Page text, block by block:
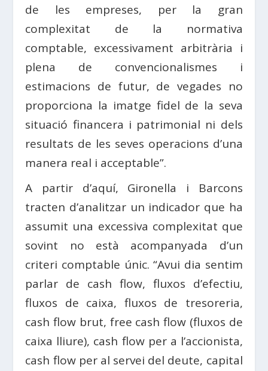
de les empreses, per la gran
complexitat de la normativa
comptable, excessivament arbitrària i
plena de convencionalismes i
estimacions de futur, de vegades no
proporciona la imatge fidel de la seva
situació financera i patrimonial ni dels
resultats de les seves operacions d’una
manera real i acceptable”.
A partir d’aquí, Gironella i Barcons
tracten d’analitzar un indicador que ha
assumit una excessiva complexitat que
sovint no està acompanyada d’un
criteri comptable únic. “Avui dia sentim
parlar de cash flow, fluxos d’efectiu,
fluxos de caixa, fluxos de tresoreria,
cash flow brut, free cash flow (fluxos de
caixa lliure), cash flow per a l’accionista,
cash flow per al servei del deute, capital